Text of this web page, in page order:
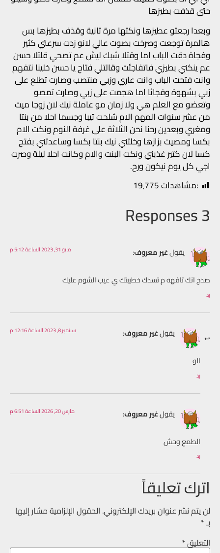
حتى قذفت بطيزها
وبعدا رجعتو عطيزها ونكتها مرة تانية وقذف بطيزها بس
هالمرة توجعت وصرخت بصوت عالي لانو زدت سرعتي كثير
وفجاة دقت الباب اما وقتلا شبك ليش عم تصحي قلتلا حسن
عم ينكني بطيزي فاتفاجئت وقالتلي فتاح يا حسن خلينا نتفهم
وانت فتحت الباب وانت عاري وزبي منتصب وصارت تطلع على
زبي بشهوة وفجائا اما هجمت على زبي وصارت تمصو
وتعضو مع العلم هي ولا زمان مو عاملة نيك لان زوجا ميت
من عشر سنوات المهم الام شلحت تيبا وجسما احلا من بنتا
ومغري وبعدين رحنا نحن الثلاثة على غرفة النوم ونكت الام
بكسا ومصيت بزازها وخلتني نيك بنتا بكسا وساعدتني بفتح
كسا لان كتير غذبني ونكت البنت والام وكانت احلا ليلة وصرت
اجي كل يوم نيكون ورح.
:مشاهدات19٬775
3 Responses
يقولغير معروف: مايو 31, 2023 الساعة 5:12 م
صدج انك تافهه م تسدك خطيبتك ي عيب الشوم عليك
رد
يقولغير معروف: سبتمبر 8, 2023 الساعة 12:16 م
الو
رد
يقولغير معروف: مارس 20, 2026 الساعة 6:51 م
الطمع وحش
رد
اترك تعليقاً
لن يتم نشر عنوان بريدك الإلكتروني. الحقول الإلزامية مشار إليها
بـ*
التعليق*